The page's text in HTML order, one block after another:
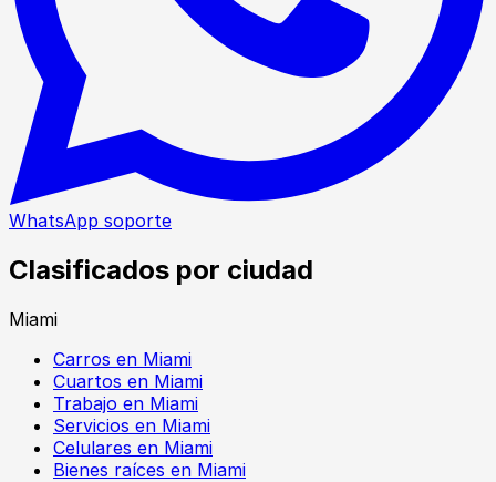
WhatsApp soporte
Clasificados por ciudad
Miami
Carros en Miami
Cuartos en Miami
Trabajo en Miami
Servicios en Miami
Celulares en Miami
Bienes raíces en Miami